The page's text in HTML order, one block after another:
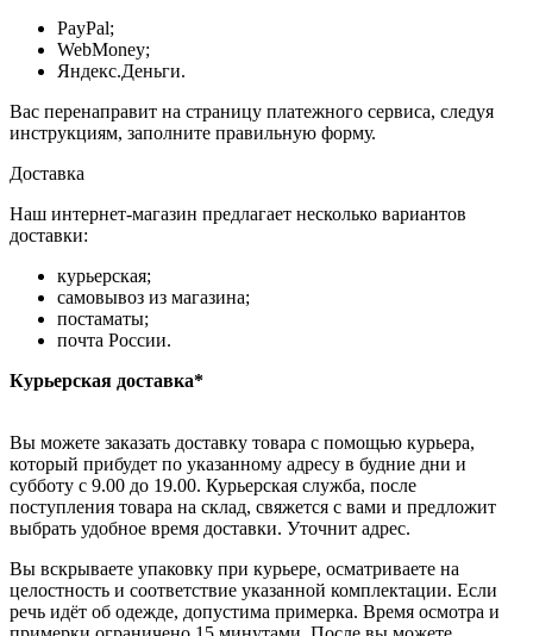
PayPal;
WebMoney;
Яндекс.Деньги.
Вас перенаправит на страницу платежного сервиса, следуя
инструкциям, заполните правильную форму.
Доставка
Наш интернет-магазин предлагает несколько вариантов
доставки:
курьерская;
самовывоз из магазина;
постаматы;
почта России.
Курьерская доставка*
Вы можете заказать доставку товара с помощью курьера,
который прибудет по указанному адресу в будние дни и
субботу с 9.00 до 19.00. Курьерская служба, после
поступления товара на склад, свяжется с вами и предложит
выбрать удобное время доставки. Уточнит адрес.
Вы вскрываете упаковку при курьере, осматриваете на
целостность и соответствие указанной комплектации. Если
речь идёт об одежде, допустима примерка. Время осмотра и